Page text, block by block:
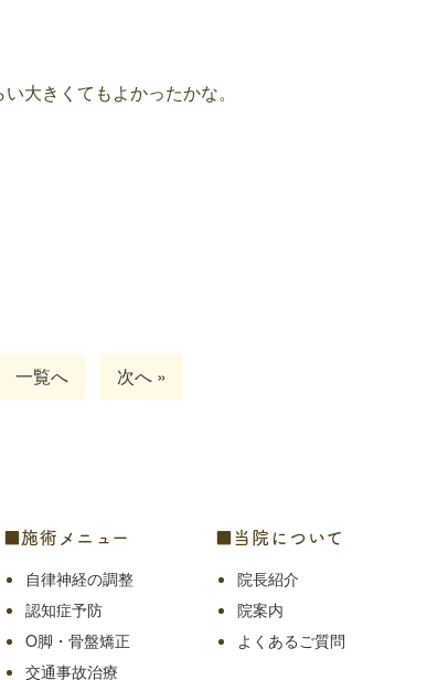
大きくてもよかったかな。
一覧へ 次へ »
■施術メニュー
自律神経の調整
認知症予防
O脚・骨盤矯正
交通事故治療
■当院について
院長紹介
院案内
よくあるご質問